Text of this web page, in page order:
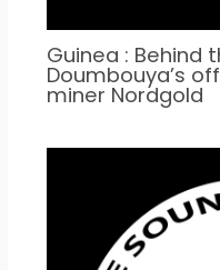
Guinea : Behind
Doumbouya’s
miner Nordgold